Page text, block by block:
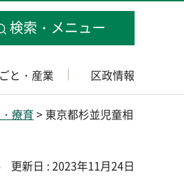
検索・メニュー
と・産業 区政情報
療育 > 東京都杉並児童相
更新日 : 2023年11月24日